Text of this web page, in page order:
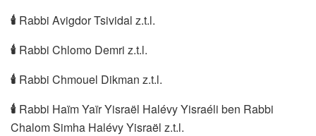
🕯 Rabbi Avigdor Tsividal z.t.l.
🕯 Rabbi Chlomo Demri z.t.l.
🕯 Rabbi Chmouel Dikman z.t.l.
🕯 Rabbi Haïm Yaïr Yisraël Halévy Yisraéli ben Rabbi
Chalom Simha Halévy Yisraël z.t.l.